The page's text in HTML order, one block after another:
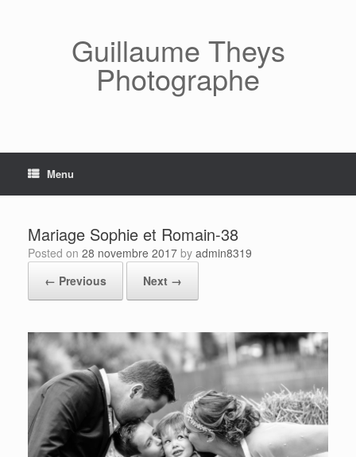
Guillaume Theys
Photographe
Menu
Mariage Sophie et Romain-38
Posted on 28 novembre 2017 by admin8319
← Previous
Next →